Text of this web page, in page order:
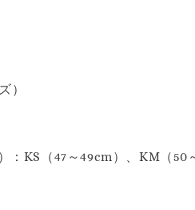
）
：KS（47～49cm）、KM（50